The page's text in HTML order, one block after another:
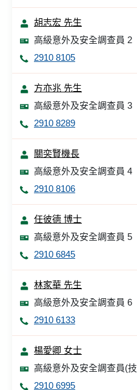
胡志宏 先生
高級意外及安全調查員 2
2910 8105
方亦兆 先生
高級意外及安全調查員 3
2910 8289
關奕賢機長
高級意外及安全調查員 4
2910 8106
任彼德 博士
高級意外及安全調查員 5
2910 6845
林家華 先生
高級意外及安全調查員 6
2910 6133
楊愛卿 女士
高級意外及安全調查員(
2910 6995